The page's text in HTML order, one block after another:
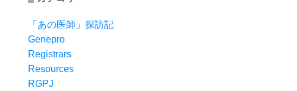
「あの医師」探訪記
Genepro
Registrars
Resources
RGPJ